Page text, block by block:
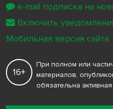
16+
При полном или
материалов,
обязательна
e-mail подписка на
Включить
Мобильная версия сайта